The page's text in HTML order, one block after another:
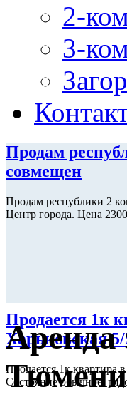
2-
3-
Продам
совмещен
Продам республики 2
Центр города. Цена
Продается 1к
Харьковская
Продается 1к квартира
Состояние обычное,
Аренда
Тюмени